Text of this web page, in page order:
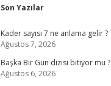
Sidebar
Son Yazılar
Kader sayısı 7 ne anlama gelir ?
Ağustos 7, 2026
Başka Bir Gün dizisi bitiyor mu ?
Ağustos 6, 2026